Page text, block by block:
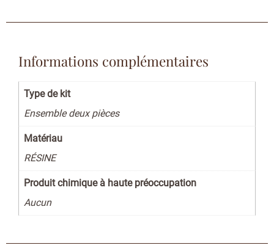
Informations complémentaires
Type de kit
Ensemble deux pièces
Matériau
RÉSINE
Produit chimique à haute préoccupation
Aucun